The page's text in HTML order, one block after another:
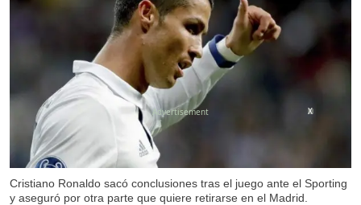
Cristiano Ronaldo sacó conclusiones tras el juego ante el Sporting
y aseguró por otra parte que quiere retirarse en el Madrid.
X